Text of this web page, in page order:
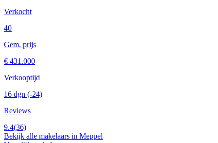
Verkocht
40
Gem. prijs
€ 431.000
Verkooptijd
16 dgn (-24)
Reviews
9.4(36)
Bekijk alle makelaars in Meppel